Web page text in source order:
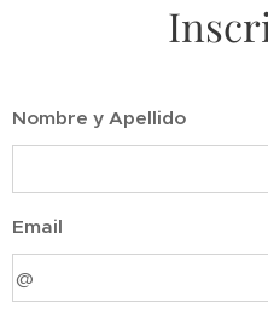
Nombre y Apellido
Email